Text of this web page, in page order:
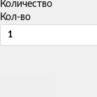
Количество
Кол-во